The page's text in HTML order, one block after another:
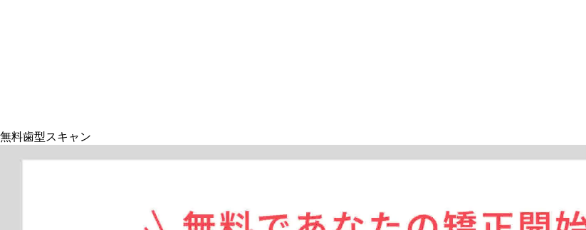
無料歯型スキャン